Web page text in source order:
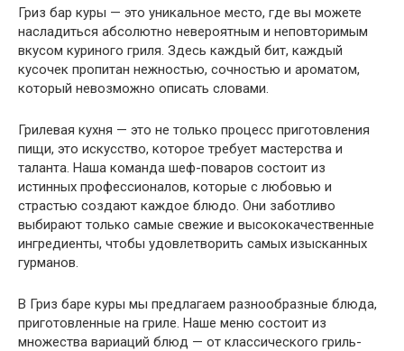
Гриз бар куры — это уникальное место, где вы можете
насладиться абсолютно невероятным и неповторимым
вкусом куриного гриля. Здесь каждый бит, каждый
кусочек пропитан нежностью, сочностью и ароматом,
который невозможно описать словами.
Грилевая кухня — это не только процесс приготовления
пищи, это искусство, которое требует мастерства и
таланта. Наша команда шеф-поваров состоит из
истинных профессионалов, которые с любовью и
страстью создают каждое блюдо. Они заботливо
выбирают только самые свежие и высококачественные
ингредиенты, чтобы удовлетворить самых изысканных
гурманов.
В Гриз баре куры мы предлагаем разнообразные блюда,
приготовленные на гриле. Наше меню состоит из
множества вариаций блюд — от классического гриль-